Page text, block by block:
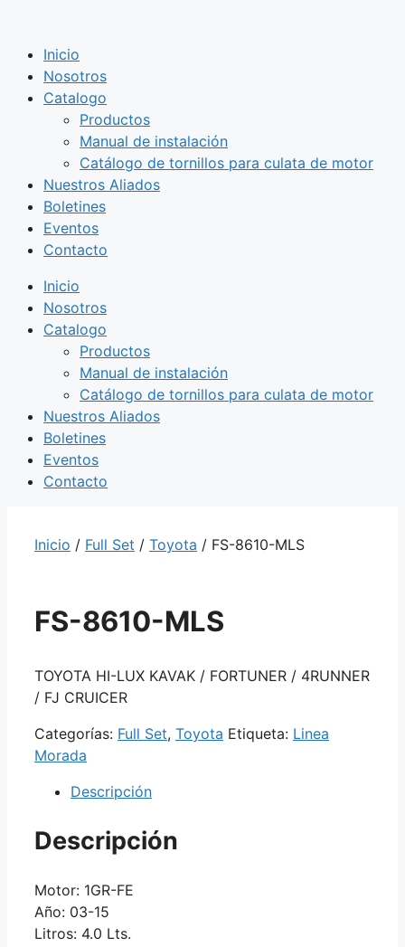
contenido
Inicio
Nosotros
Catalogo
Productos
Manual de instalación
Catálogo de tornillos para culata de motor
Nuestros Aliados
Boletines
Eventos
Contacto
Inicio
Nosotros
Catalogo
Productos
Manual de instalación
Catálogo de tornillos para culata de motor
Nuestros Aliados
Boletines
Eventos
Contacto
Inicio / Full Set / Toyota / FS-8610-MLS
FS-8610-MLS
TOYOTA HI-LUX KAVAK / FORTUNER / 4RUNNER
/ FJ CRUICER
Categorías: Full Set, Toyota Etiqueta: Linea
Morada
Descripción
Descripción
Motor: 1GR-FE
Año: 03-15
Litros: 4.0 Lts.